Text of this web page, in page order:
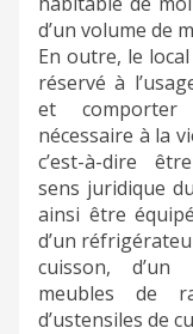
d’un volume de
En outre, le
réservé à
et
nécessaire à la
c’est-à-dire
sens juridique
ainsi être
d’un
cuisson, d’un
meubles de
d’ustensiles de